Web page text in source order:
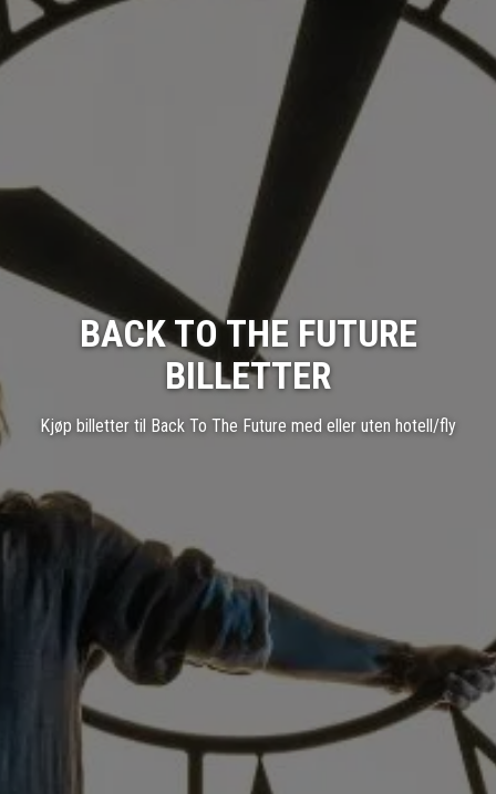
BACK TO THE FUTURE
BILLETTER
Kjøp billetter til Back To The Future med eller uten hotell/fly